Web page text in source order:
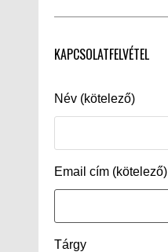
KAPCSOLATFELVÉTEL
Név (kötelező)
Email cím (kötelező)
Tárgy